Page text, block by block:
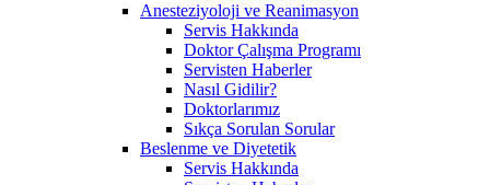
Anesteziyoloji ve Reanimasyon
Servis Hakkında
Doktor Çalışma Programı
Servisten Haberler
Nasıl Gidilir?
Doktorlarımız
Sıkça Sorulan Sorular
Beslenme ve Diyetetik
Servis Hakkında